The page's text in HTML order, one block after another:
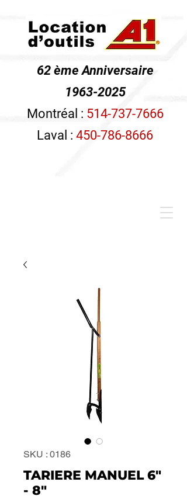
62 ème Anniversaire
1963-2025
Montréal : 514-737-7666
Laval : 450-786-8666
SKU : 0186
TARIERE MANUEL 6"
- 8"